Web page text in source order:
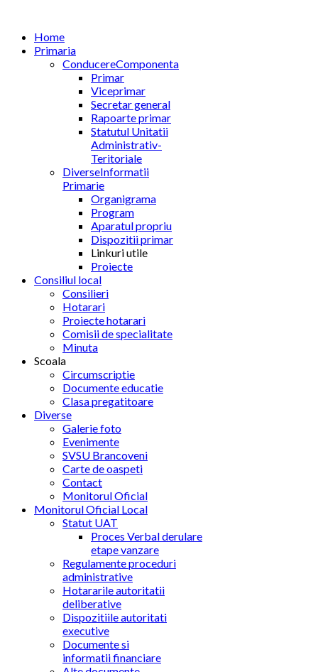
Home
Primaria
ConducereComponenta
Primar
Viceprimar
Secretar general
Rapoarte primar
Statutul Unitatii
Administrativ-
Teritoriale
DiverseInformatii
Primarie
Organigrama
Program
Aparatul propriu
Dispozitii primar
Linkuri utile
Proiecte
Consiliul local
Consilieri
Hotarari
Proiecte hotarari
Comisii de specialitate
Minuta
Scoala
Circumscriptie
Documente educatie
Clasa pregatitoare
Diverse
Galerie foto
Evenimente
SVSU Brancoveni
Carte de oaspeti
Contact
Monitorul Oficial
Monitorul Oficial Local
Statut UAT
Proces Verbal derulare
etape vanzare
Regulamente proceduri
administrative
Hotararile autoritatii
deliberative
Dispozitiile autoritati
executive
Documente si
informatii financiare